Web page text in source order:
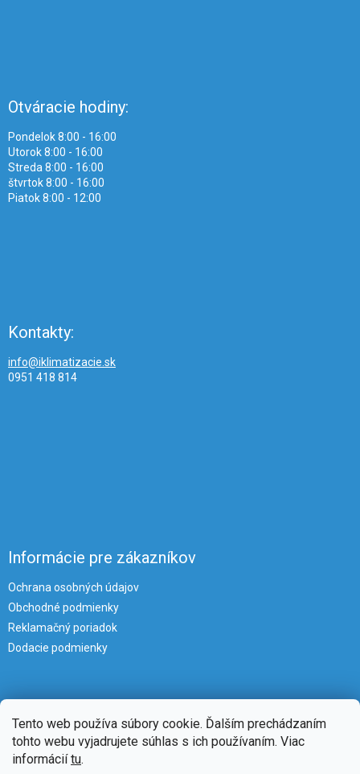
Tento web používa súbory cookie. Ďalším prechádzaním
tohto webu vyjadrujete súhlas s ich používaním. Viac
informáciítu.
Otváracie hodiny:
Pondelok 8:00 - 16:00
Utorok 8:00 - 16:00
Streda 8:00 - 16:00
štvrtok 8:00 - 16:00
Piatok 8:00 - 12:00
Kontakty:
info@iklimatizacie.sk
0951 418 814
Informácie pre zákazníkov
Ochrana osobných údajov
Obchodné podmienky
Reklamačný poriadok
Dodacie podmienky